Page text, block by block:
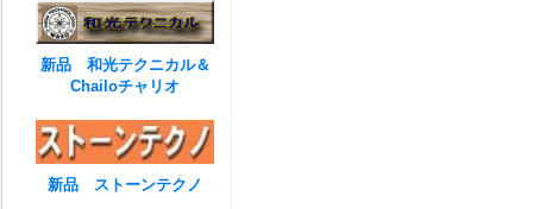
新品 和光テクニカル＆
Chailoチャリオ
新品 ストーンテクノ